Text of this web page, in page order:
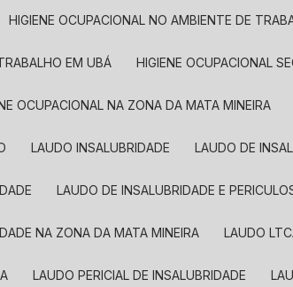
HIGIENE OCUPACIONAL NO AMBIENTE DE
EM UBÁ HIGIENE OCUPACIONAL
OCUPACIONAL NA ZONA DA MATA MINEIRA
LAUDO INSALUBRIDADE LAUDO DE
LAUDO DE INSALUBRIDADE E
NA ZONA DA MATA MINEIRA LAUDO
LAUDO PERICIAL DE INSALUBRIDADE